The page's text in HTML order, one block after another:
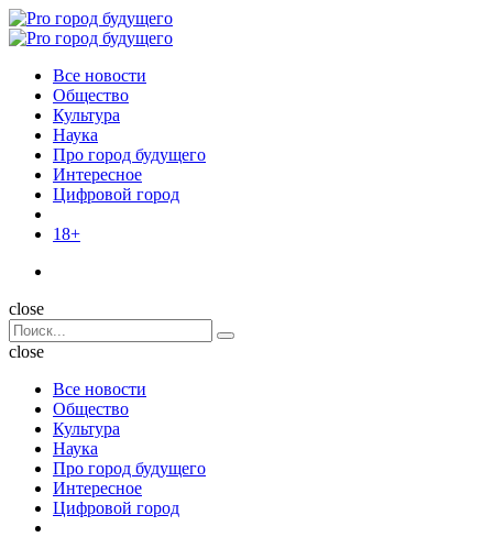
Menu
Поиск
Menu
Pro
Все новости
Общество
Культура
Наука
Про город будущего
Интересное
Цифровой город
18+
Поиск
close
Search
for:
Поиск
close
Все новости
Общество
Культура
Наука
Про город будущего
Интересное
Цифровой город